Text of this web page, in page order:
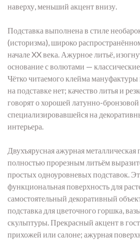
наверху, меньший акцент внизу.
Подставка выполнена в стиле
(историзма), широко
начале XX века. Ажурное литьё,
основание с волютами —
Чётко читаемого клейма
на подставке нет; качество литья и
говорят о хорошей латунно-бронзовой
специализировавшейся на
интерьера.
Двухъярусная ажурная металлическая
полностью прорезным литьём
простых одноуровневых подставок.
функциональная поверхность для
самостоятельный декоративный
подставка для цветочного горшка,
скульптуры. Прекрасный акцент в
прихожей или салоне; ажурная